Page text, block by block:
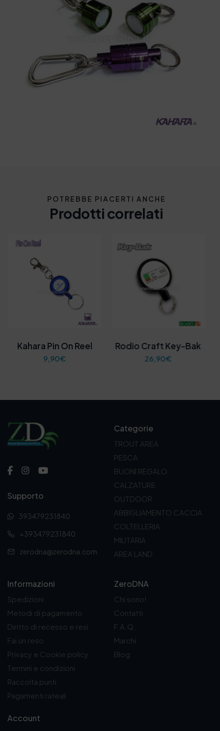
POTREBBE PIACERTI ANCHE
Prodotti correlati
Kahara Pin On Reel
9,90€
Rodio Craft Key-Bak
26,90€
Supporto
393479231840
+393479231840
zerodna@zerodna.com
Categorie
TROUT AREA
PESCA
BUONI REGALO
CALZATURE
OUTDOOR
ABBIGLIAMENTO CACCIA
COLTELLERIA
MILITARIA
AREA LAND
Informazioni
Spedizioni
Metodi di pagamento
Diritto di recesso e resi
Fai un reso
Privacy e Cookie policy
Termini e condizioni
Raccolta punti
Pagamenti rateali
Account
ZeroDNA
Chi sono!
Contatti
F.A.Q.
Marchi
Blog